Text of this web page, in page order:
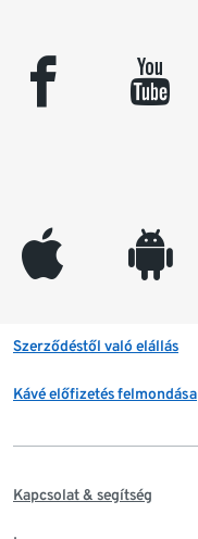
facebook youtube
appleinc android
Szerződéstől való elállás
Kávé előfizetés felmondása
Kapcsolat & segítség